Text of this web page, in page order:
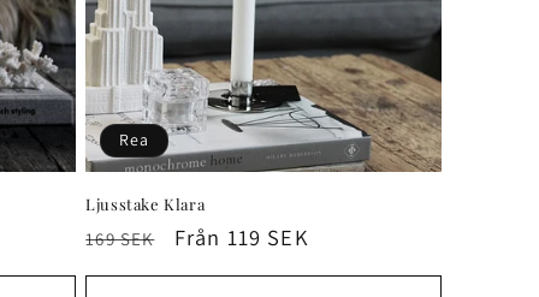
Rea
Ljusstake Klara
Ordinarie
pris
169 SEK Försäljningspris
Från 119 SEK